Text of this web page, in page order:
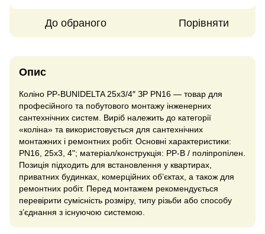
До обраного Порівняти
Опис
Коліно PP-BUNIDELTA 25х3/4″ ЗР PN16 — товар для
професійного та побутового монтажу інженерних
сантехнічних систем. Виріб належить до категорії
«коліна» та використовується для сантехнічних
монтажних і ремонтних робіт. Основні характеристики:
PN16, 25x3, 4"; матеріал/конструкція: PP-B / поліпропілен.
Позиція підходить для встановлення у квартирах,
приватних будинках, комерційних об’єктах, а також для
ремонтних робіт. Перед монтажем рекомендується
перевірити сумісність розміру, типу різьби або способу
з’єднання з існуючою системою.